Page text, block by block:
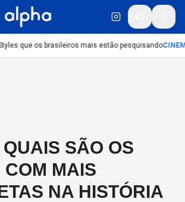
que os brasileiros mais estão pesquisando
SÃO OS
COM MAIS
NA HISTÓRIA